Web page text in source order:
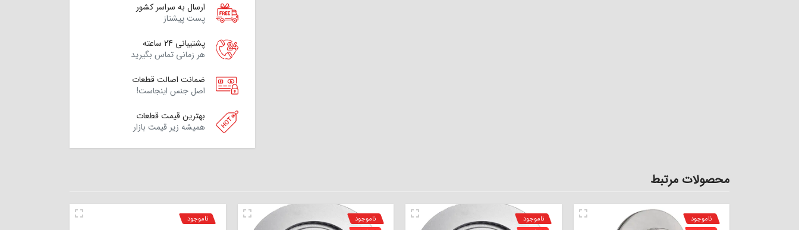
ارسال به سراسر کشور
پست پیشتاز
پشتیبانی 24 ساعته
هر زمانی تماس بگیرید
ضمانت اصالت قطعات
اصل جنس اینجاست!
بهترین قیمت قطعات
همیشه زیر قیمت بازار
محصولات مرتبط
ناموجود
ناموجود
ناموجود
ناموجود